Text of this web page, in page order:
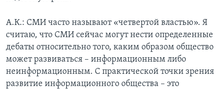
А.К.: СМИ часто называют «четвертой властью». Я
считаю, что СМИ сейчас могут нести определенные
дебаты относительно того, каким образом общество
может развиваться – информационным либо
неинформационным. С практической точки зрения
развитие информационного общества – это